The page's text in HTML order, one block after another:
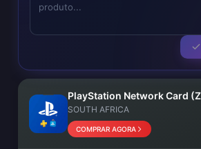
PlayStation Network Card
SOUTH AFRICA
COMPRAR AGORA